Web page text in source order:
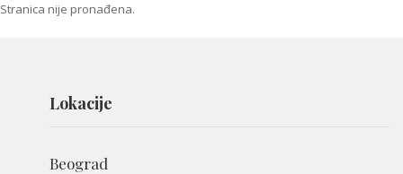
Stranica nije pronađena.
Lokacije
Beograd